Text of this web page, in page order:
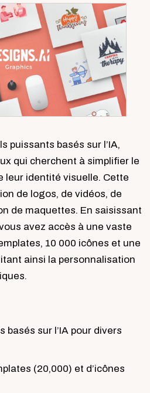
puissants basés sur l’IA,
qui cherchent à simplifier le
leur identité visuelle. Cette
de logos, de vidéos, de
de maquettes. En saisissant
avez accès à une vaste
10 000 icônes et une
ainsi la personnalisation
basés sur l’IA pour divers
(20,000) et d’icônes